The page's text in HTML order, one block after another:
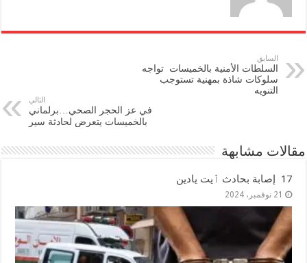
السابق
السلطات الأمنية بالخميسات تواجه
سلوكات شاذة بمهنية تستوجب
التنويه
التالي
في عز الحجر الصحي…برلماني
بالخميسات يتعرض لحادثة سير
مقالات مشابهة
17 إصابة بحادث ٱيت يادين
21 نوفمبر، 2024